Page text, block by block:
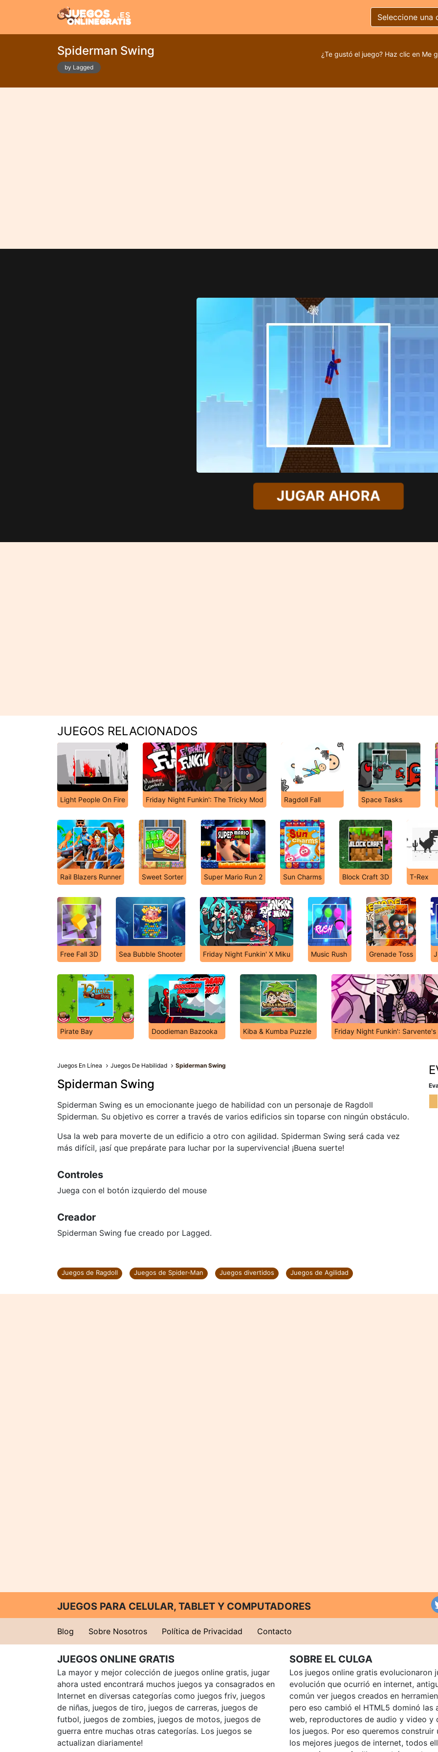
Seleccione una
Spiderman Swing
by Lagged
¿Te gustó el juego? Haz clic en Me
JUGAR AHORA
JUEGOS RELACIONADOS
Light People On Fire Friday Night Funkin': The Tricky Mod Ragdoll Fall Space Tasks
Rail Blazers Runner Sweet Sorter Super Mario Run 2 Sun Charms Block Craft 3D T-Rex
Free Fall 3D Sea Bubble Shooter Friday Night Funkin' X Miku Music Rush Grenade Toss
Pirate Bay Doodieman Bazooka Kiba & Kumba Puzzle Friday Night Funkin':
Juegos En Línea Juegos De Habilidad Spiderman Swing
Spiderman Swing
Spiderman Swing es un emocionante juego de habilidad con un personaje de Ragdoll
Spiderman. Su objetivo es correr a través de varios edificios sin toparse con ningún obstáculo.
Usa la web para moverte de un edificio a otro con agilidad. Spiderman Swing será cada vez
más difícil, ¡así que prepárate para luchar por la supervivencia! ¡Buena suerte!
Controles
Juega con el botón izquierdo del mouse
Creador
Spiderman Swing fue creado por Lagged.
Juegos de Ragdoll Juegos de Spider-Man Juegos divertidos Juegos de Agilidad
JUEGOS PARA CELULAR, TABLET Y COMPUTADORES
Blog Sobre Nosotros Política de Privacidad Contacto
JUEGOS ONLINE GRATIS
La mayor y mejor colección de juegos online gratis, jugar
ahora usted encontrará muchos juegos ya consagrados en
Internet en diversas categorías como juegos friv, juegos
de niñas, juegos de tiro, juegos de carreras, juegos de
futbol, juegos de zombies, juegos de motos, juegos de
guerra entre muchas otras categorías. Los juegos se
actualizan diariamente!
SOBRE EL CULGA
Los juegos online gratis evolucionaron
evolución que ocurrió en internet,
común ver juegos creados en
pero eso cambió el HTML5 dominó las
web, reproductores de audio y video y
los juegos. Por eso queremos construir
los mejores juegos de internet, todos